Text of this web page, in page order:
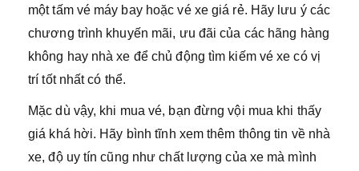
một tấm vé máy bay hoặc vé xe giá rẻ. Hãy lưu ý các
chương trình khuyến mãi, ưu đãi của các hãng hàng
không hay nhà xe để chủ động tìm kiếm vé xe có vị
trí tốt nhất có thể.
Mặc dù vậy, khi mua vé, bạn đừng vội mua khi thấy
giá khá hời. Hãy bình tĩnh xem thêm thông tin về nhà
xe, độ uy tín cũng như chất lượng của xe mà mình